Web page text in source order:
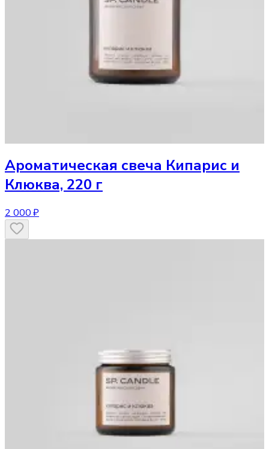
Ароматическая свеча Кипарис и
Клюква, 220 г
2 000 ₽